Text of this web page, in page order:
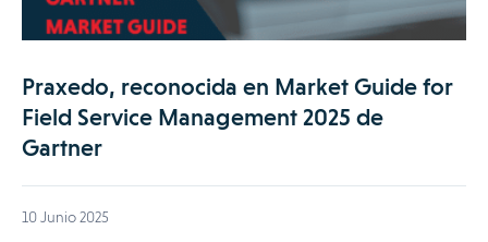
Praxedo, reconocida en Market Guide for
Field Service Management 2025 de
Gartner
10 Junio 2025